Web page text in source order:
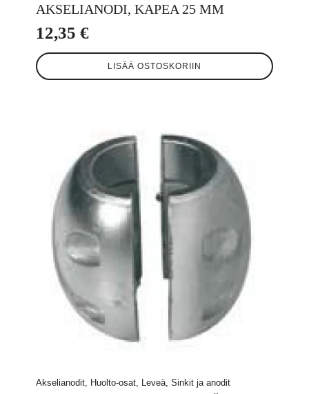
AKSELIANODI, KAPEA 25 MM
12,35 €
LISÄÄ OSTOSKORIIN
Akselianodit, Huolto-osat, Leveä, Sinkit ja anodit